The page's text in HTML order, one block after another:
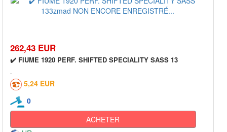
262,43 EUR
✔️ FIUME 1920 PERF. SHIFTED SPECIALITY SASS 13
5,24 EUR
0
ACHETER